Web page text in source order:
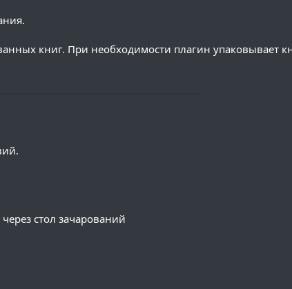
книг. При необходимости плагин упаковывает
стол зачарований